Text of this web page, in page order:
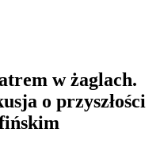
w żaglach.
o przyszłości